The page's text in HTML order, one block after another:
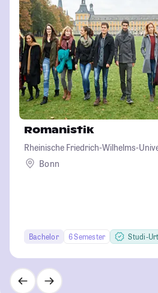
Romanistik
Rheinische Friedrich-Wilhelms-
Bonn
Bachelor 6 Semester Studi-